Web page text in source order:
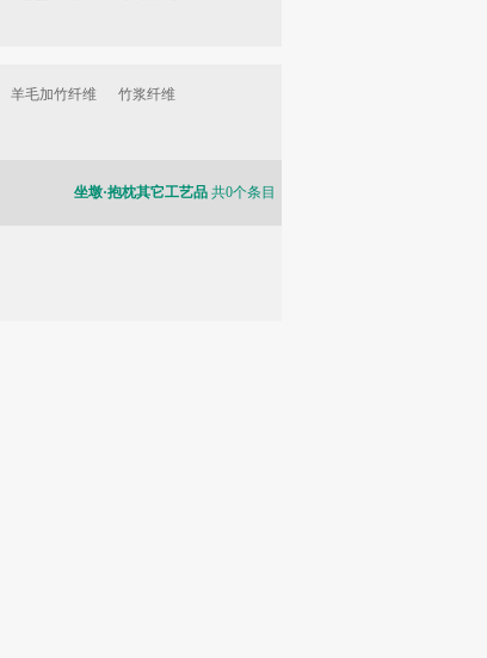
羊毛加竹纤维 竹浆纤维
坐墩·抱枕其它工艺品 共0个条目